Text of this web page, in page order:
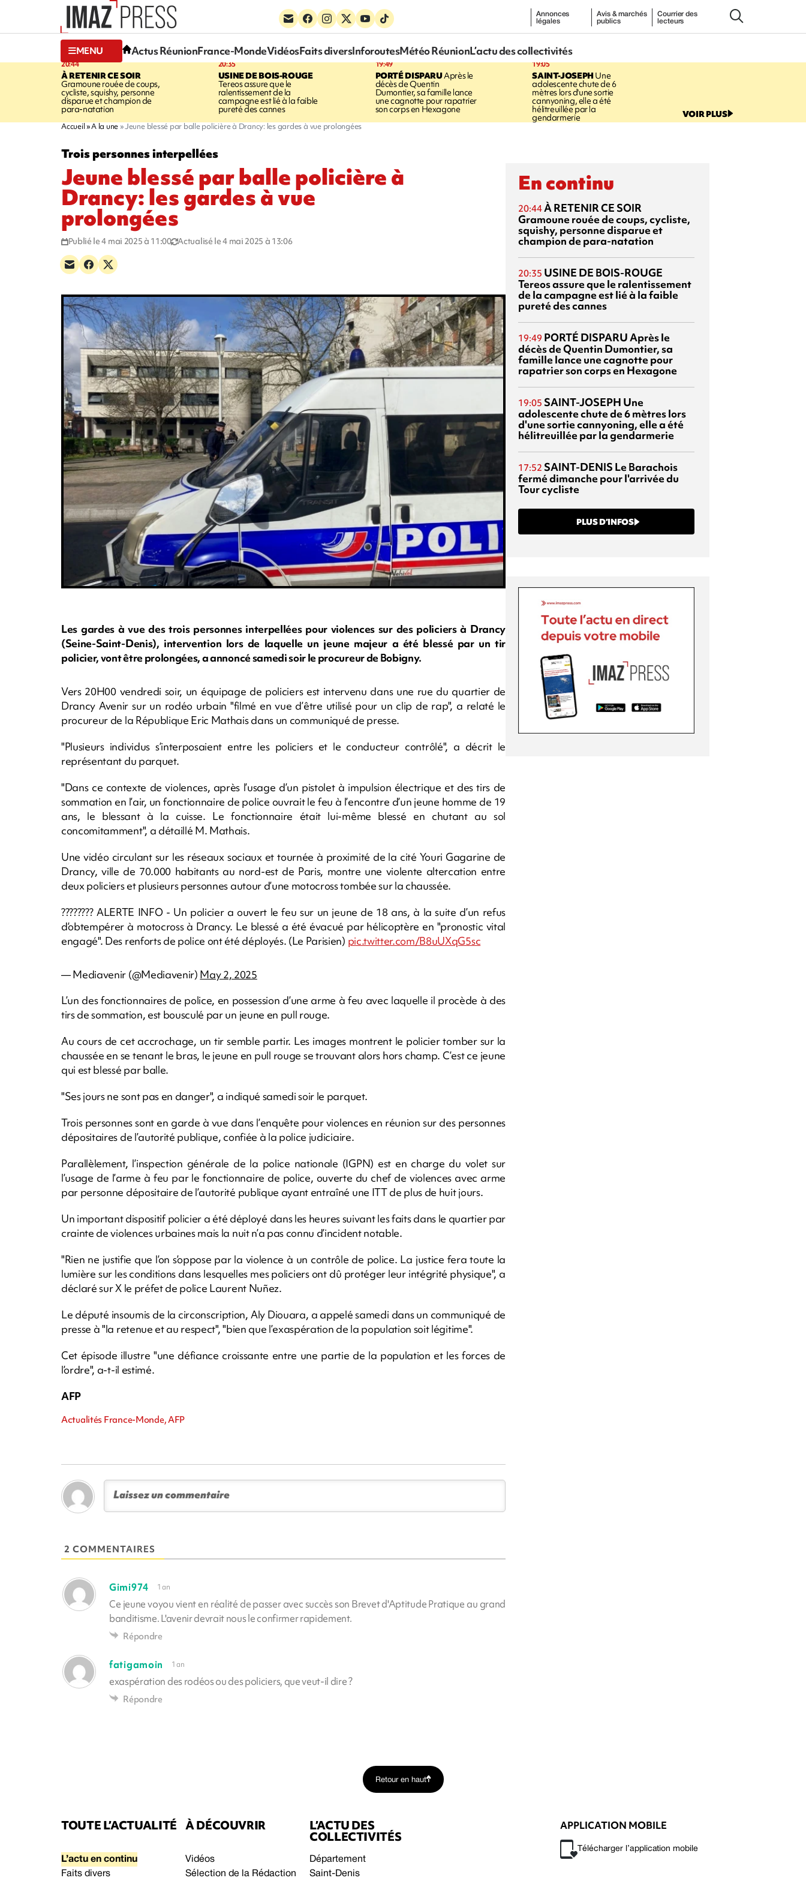
Annonces
légales
Avis & marchés
publics
Courrier des
lecteurs
MENU Actus RéunionFrance-MondeVidéosFaits diversInforoutesMétéo RéunionL’actu des collectivités
20:44
À RETENIR CE SOIR
Gramoune rouée de coups,
cycliste, squishy, personne
disparue et champion de
para-natation
20:35
USINE DE BOIS-ROUGE
Tereos assure que le
ralentissement de la
campagne est lié à la faible
pureté des cannes
19:49
PORTÉ DISPARUAprès le
décès de Quentin
Dumontier, sa famille lance
une cagnotte pour rapatrier
son corps en Hexagone
19:05
SAINT-JOSEPHUne
adolescente chute de 6
mètres lors d'une sortie
cannyoning, elle a été
hélitreuillée par la
gendarmerie VOIR PLUS
Accueil A la une Jeune blessé par balle policière à Drancy: les gardes à vue prolongées
Trois personnes interpellées
Jeune blessé par balle policière à
Drancy: les gardes à vue
prolongées
Publié le 4 mai 2025 à 11:00 Actualisé le 4 mai 2025 à 13:06
Les gardes à vue des trois personnes interpellées pour violences sur des policiers à Drancy
(Seine-Saint-Denis), intervention lors de laquelle un jeune majeur a été blessé par un tir
policier, vont être prolongées, a annoncé samedi soir le procureur de Bobigny.
Vers 20H00 vendredi soir, un équipage de policiers est intervenu dans une rue du quartier de
Drancy Avenir sur un rodéo urbain "filmé en vue d’être utilisé pour un clip de rap", a relaté le
procureur de la République Eric Mathais dans un communiqué de presse.
"Plusieurs individus s’interposaient entre les policiers et le conducteur contrôlé", a décrit le
représentant du parquet.
"Dans ce contexte de violences, après l’usage d’un pistolet à impulsion électrique et des tirs de
sommation en l’air, un fonctionnaire de police ouvrait le feu à l’encontre d’un jeune homme de 19
ans, le blessant à la cuisse. Le fonctionnaire était lui-même blessé en chutant au sol
concomitamment", a détaillé M. Mathais.
Une vidéo circulant sur les réseaux sociaux et tournée à proximité de la cité Youri Gagarine de
Drancy, ville de 70.000 habitants au nord-est de Paris, montre une violente altercation entre
deux policiers et plusieurs personnes autour d’une motocross tombée sur la chaussée.
???????? ALERTE INFO - Un policier a ouvert le feu sur un jeune de 18 ans, à la suite d’un refus
d’obtempérer à motocross à Drancy. Le blessé a été évacué par hélicoptère en "pronostic vital
engagé". Des renforts de police ont été déployés. (Le Parisien) pic.twitter.com/B8uUXqG5sc
— Mediavenir (@Mediavenir) May 2, 2025
L’un des fonctionnaires de police, en possession d’une arme à feu avec laquelle il procède à des
tirs de sommation, est bousculé par un jeune en pull rouge.
Au cours de cet accrochage, un tir semble partir. Les images montrent le policier tomber sur la
chaussée en se tenant le bras, le jeune en pull rouge se trouvant alors hors champ. C’est ce jeune
qui est blessé par balle.
"Ses jours ne sont pas en danger", a indiqué samedi soir le parquet.
Trois personnes sont en garde à vue dans l’enquête pour violences en réunion sur des personnes
dépositaires de l’autorité publique, confiée à la police judiciaire.
Parallèlement, l’inspection générale de la police nationale (IGPN) est en charge du volet sur
l’usage de l’arme à feu par le fonctionnaire de police, ouverte du chef de violences avec arme
par personne dépositaire de l’autorité publique ayant entraîné une ITT de plus de huit jours.
Un important dispositif policier a été déployé dans les heures suivant les faits dans le quartier par
crainte de violences urbaines mais la nuit n’a pas connu d’incident notable.
"Rien ne justifie que l’on s’oppose par la violence à un contrôle de police. La justice fera toute la
lumière sur les conditions dans lesquelles mes policiers ont dû protéger leur intégrité physique", a
déclaré sur X le préfet de police Laurent Nuñez.
Le député insoumis de la circonscription, Aly Diouara, a appelé samedi dans un communiqué de
presse à "la retenue et au respect", "bien que l’exaspération de la population soit légitime".
Cet épisode illustre "une défiance croissante entre une partie de la population et les forces de
l’ordre", a-t-il estimé.
AFP
Actualités France-Monde, AFP
2 COMMENTAIRES
Gimi974 1 an
Ce jeune voyou vient en réalité de passer avec succès son Brevet d'Aptitude Pratique au grand
banditisme. L'avenir devrait nous le confirmer rapidement.
Répondre
fatigamoin 1 an
exaspération des rodéos ou des policiers, que veut-il dire ?
Répondre
En continu
20:44À RETENIR CE SOIR
Gramoune rouée de coups, cycliste,
squishy, personne disparue et
champion de para-natation
20:35 USINE DE BOIS-ROUGE
Tereos assure que le ralentissement
de la campagne est lié à la faible
pureté des cannes
19:49 PORTÉ DISPARUAprès le
décès de Quentin Dumontier, sa
famille lance une cagnotte pour
rapatrier son corps en Hexagone
19:05 SAINT-JOSEPH Une
adolescente chute de 6 mètres lors
d'une sortie cannyoning, elle a été
hélitreuillée par la gendarmerie
17:52 SAINT-DENIS Le Barachois
fermé dimanche pour l'arrivée du
Tour cycliste
PLUS D’INFOS
Retour en haut
TOUTE L’ACTUALITÉ
L’actu en continu
Faits divers
À DÉCOUVRIR
Vidéos
Sélection de la Rédaction
L’ACTU DES
COLLECTIVITÉS
Département
Saint-Denis
APPLICATION MOBILE
Télécharger l’application mobile